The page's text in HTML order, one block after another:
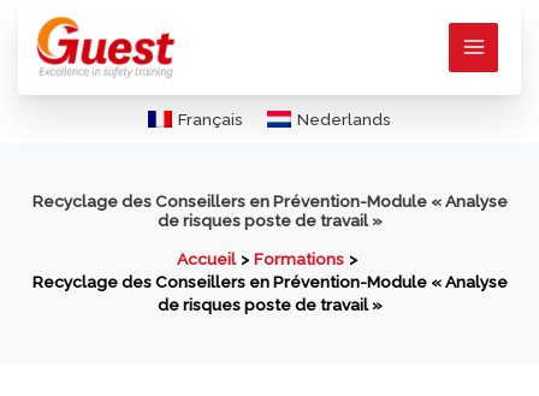
contenu
Français Nederlands
Recyclage des Conseillers en Prévention-Module « Analyse
de risques poste de travail »
Accueil
Formations
Recyclage des Conseillers en Prévention-Module « Analyse
de risques poste de travail »